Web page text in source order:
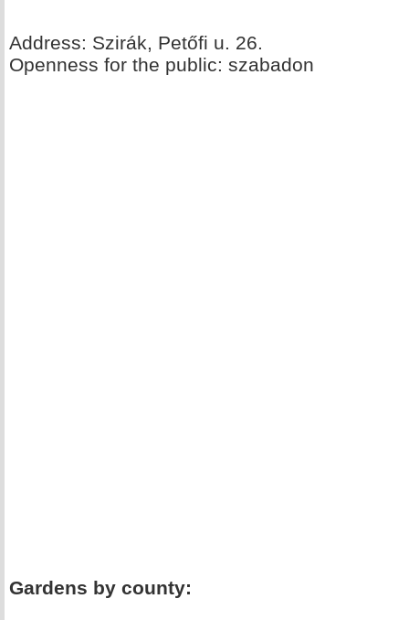
Address: Szirák, Petőfi u. 26.
Openness for the public: szabadon
Gardens by county: